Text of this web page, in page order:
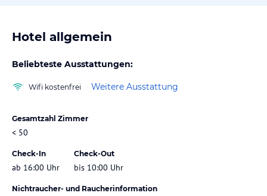
Hotel allgemein
Beliebteste Ausstattungen:
Wifi kostenfrei Weitere Ausstattung
Gesamtzahl Zimmer
< 50
Check-In
ab 16:00 Uhr
Check-Out
bis 10:00 Uhr
Nichtraucher- und Raucherinformation